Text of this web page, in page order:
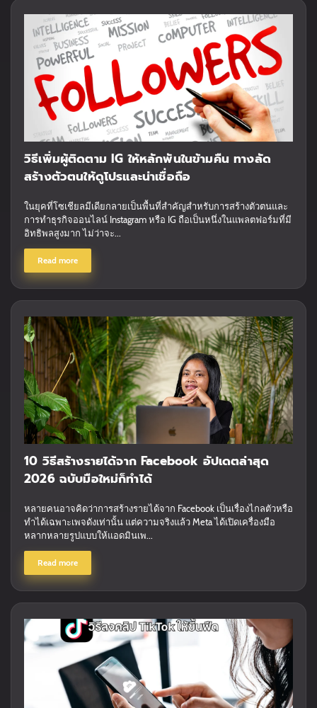
วิธีเพิ่มผู้ติดตาม IG ให้หลักพันในข้ามคืน ทางลัด
สร้างตัวตนให้ดูโปรและน่าเชื่อถือ
ในยุคที่โซเชียลมีเดียกลายเป็นพื้นที่สำคัญสำหรับการสร้างตัวตนและ
การทำธุรกิจออนไลน์ Instagram หรือ IG ถือเป็นหนึ่งในแพลตฟอร์มที่มี
อิทธิพลสูงมาก ไม่ว่าจะ...
Read more
10 วิธีสร้างรายได้จาก Facebook อัปเดตล่าสุด
2026 ฉบับมือใหม่ก็ทำได้
หลายคนอาจคิดว่าการสร้างรายได้จาก Facebook เป็นเรื่องไกลตัวหรือ
ทำได้เฉพาะเพจดังเท่านั้น แต่ความจริงแล้ว Meta ได้เปิดเครื่องมือ
หลากหลายรูปแบบให้แอดมินเพ...
Read more